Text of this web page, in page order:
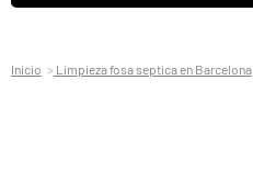
Inicio Limpieza fosa septica en Barcelona